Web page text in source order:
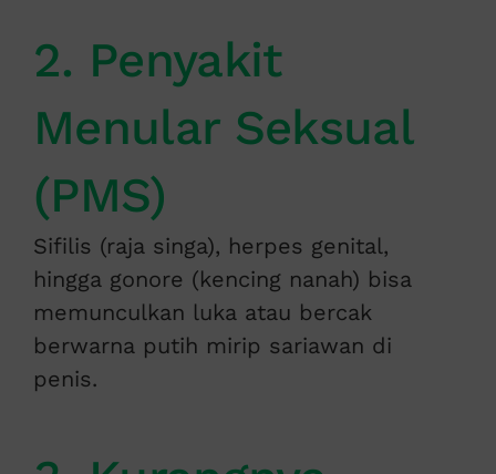
2. Penyakit
Menular Seksual
(PMS)
Sifilis (raja singa), herpes genital,
hingga gonore (kencing nanah) bisa
memunculkan luka atau bercak
berwarna putih mirip sariawan di
penis.